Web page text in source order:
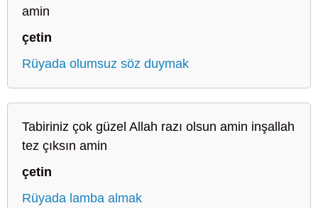
amin
çetin
Rüyada olumsuz söz duymak
Tabiriniz çok güzel Allah razı olsun amin inşallah
tez çıksın amin
çetin
Rüyada lamba almak